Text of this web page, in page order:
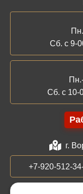
Сб. с 9-
Сб. с 10-
г.
+7-920-512-